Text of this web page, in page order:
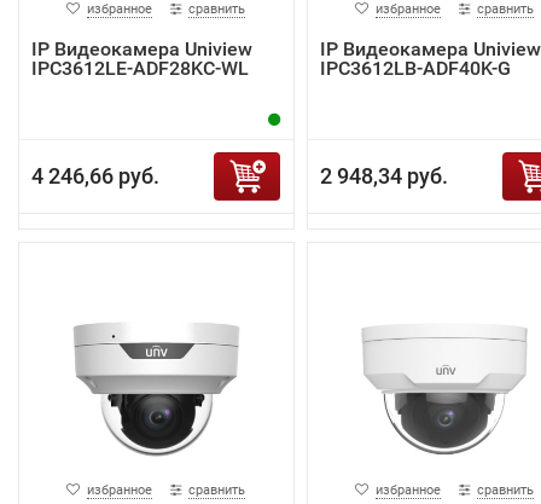
избранное сравнить
IP Видеокамера Uniview
IPC3612LE-ADF28KC-WL
4 246,66 руб.
избранное сравнить
IP Видеокамера Uniview
IPC3612LB-ADF40K-G
2 948,34 руб.
избранное сравнить избранное сравнить